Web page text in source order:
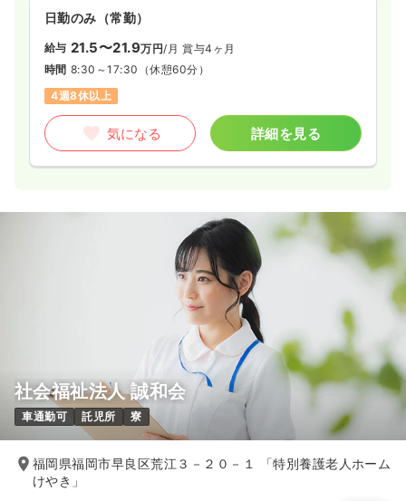
日勤のみ（常勤）
給与 21.5〜21.9万円/月 賞与4ヶ月
時間 8:30～17:30 （休憩60分）
4週8休以上
気になる 詳細を見る
社会福祉法人 誠和会
車通勤可 託児所 寮
福岡県福岡市早良区荒江３－２０－１ 「特別養護老人ホーム
けやき」